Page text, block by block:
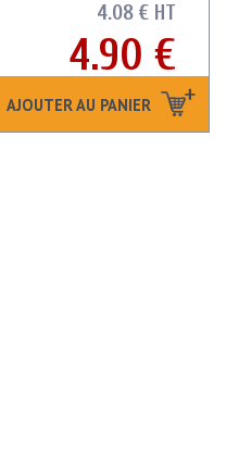
4.08 € HT
4.90 €
AJOUTER AU PANIER